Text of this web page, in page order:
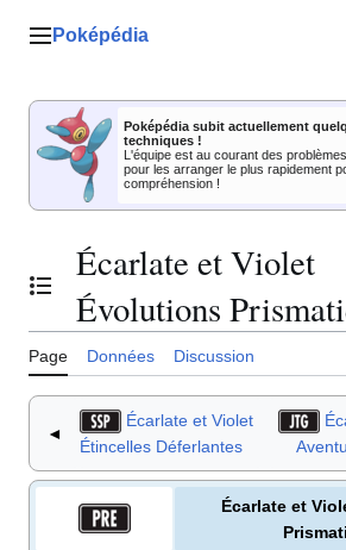
Menu principal
Poképédia
Poképédia subit actuellement
techniques !
L'équipe est au courant des
pour les arranger le plus rapidement
compréhension !
Basculer la table des matières
Écarlate et Violet
Évolutions
Page Données Discussion
◄
Écarlate et Violet
Étincelles Déferlantes
Écarlate et